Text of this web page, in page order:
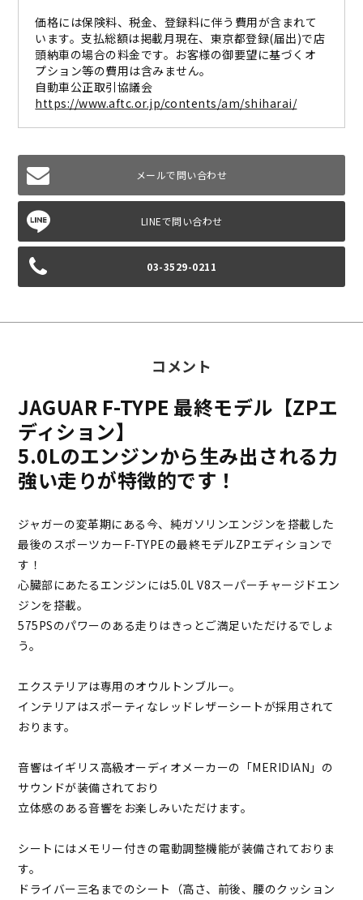
価格には保険料、税金、登録料に伴う費用が含まれて
います。支払総額は掲載月現在、東京都登録(届出)で店
頭納車の場合の料金です。お客様の御要望に基づくオ
プション等の費用は含みません。
自動車公正取引協議会
https://www.aftc.or.jp/contents/am/shiharai/
メールで問い合わせ
03-3529-0211
コメント
JAGUAR F-TYPE 最終モデル【ZPエ
ディション】
5.0Lのエンジンから生み出される力
強い走りが特徴的です！
ジャガーの変革期にある今、純ガソリンエンジンを搭載した
最後のスポーツカーF-TYPEの最終モデルZPエディションで
す！
心臓部にあたるエンジンには5.0L V8スーパーチャージドエン
ジンを搭載。
575PSのパワーのある走りはきっとご満足いただけるでしょ
う。
エクステリアは専用のオウルトンブルー。
インテリアはスポーティなレッドレザーシートが採用されて
おります。
音響はイギリス高級オーディオメーカーの「MERIDIAN」の
サウンドが装備されており
立体感のある音響をお楽しみいただけます。
シートにはメモリー付きの電動調整機能が装備されておりま
す。
ドライバー三名までのシート（高さ、前後、腰のクッション